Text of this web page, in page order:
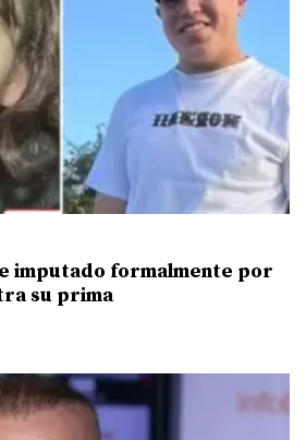
imputado formalmente por
su prima